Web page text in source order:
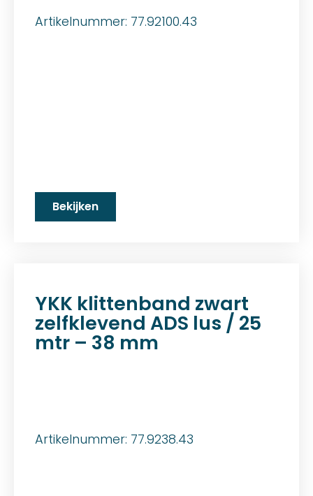
Artikelnummer: 77.92100.43
Bekijken
YKK klittenband zwart
zelfklevend ADS lus / 25
mtr – 38 mm
Artikelnummer: 77.9238.43